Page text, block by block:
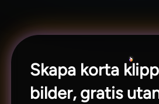
Skapa korta
bilder, gratis